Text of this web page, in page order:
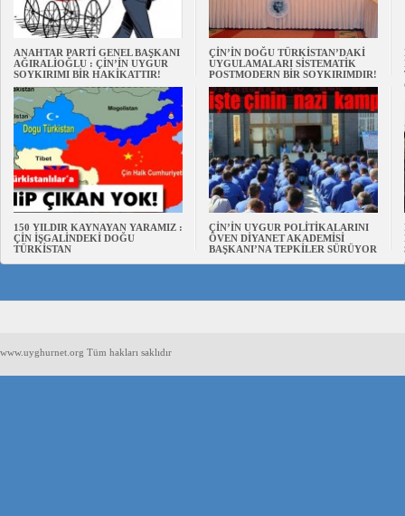
ANAHTAR PARTİ GENEL BAŞKANI
AĞIRALİOĞLU : ÇİN’İN UYGUR
SOYKIRIMI BİR HAKİKATTIR!
ÇİN’İN DOĞU TÜRKİSTAN’DAKİ
UYGULAMALARI SİSTEMATİK
POSTMODERN BİR SOYKIRIMDIR!
150 YILDIR KAYNAYAN YARAMIZ :
ÇİN İŞGALİNDEKİ DOĞU
TÜRKİSTAN
ÇİN’İN UYGUR POLİTİKALARINI
ÖVEN DİYANET AKADEMİSİ
BAŞKANI’NA TEPKİLER SÜRÜYOR
www.uyghurnet.org Tüm hakları saklıdır